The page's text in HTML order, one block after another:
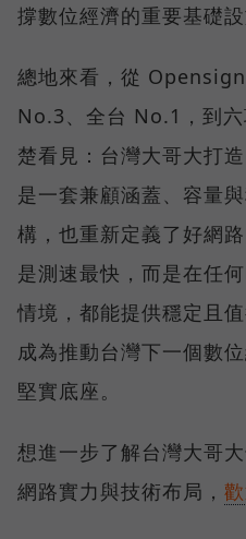
撐數位經濟的重要基礎設
總地來看，從
No.3、全台 No.1，到
楚看見：台灣大哥大打
是一套兼顧涵蓋、容量
構，也重新定義了好網
是測速最快，而是在任
情境，都能提供穩定且
成為推動台灣下一個數
堅實底座。
想進一步了解台灣大哥
網路實力與技術布局，